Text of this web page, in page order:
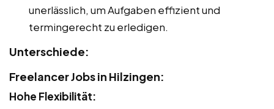
unerlässlich, um Aufgaben effizient und
termingerecht zu erledigen.
Unterschiede:
Freelancer Jobs in Hilzingen:
Hohe Flexibilität: